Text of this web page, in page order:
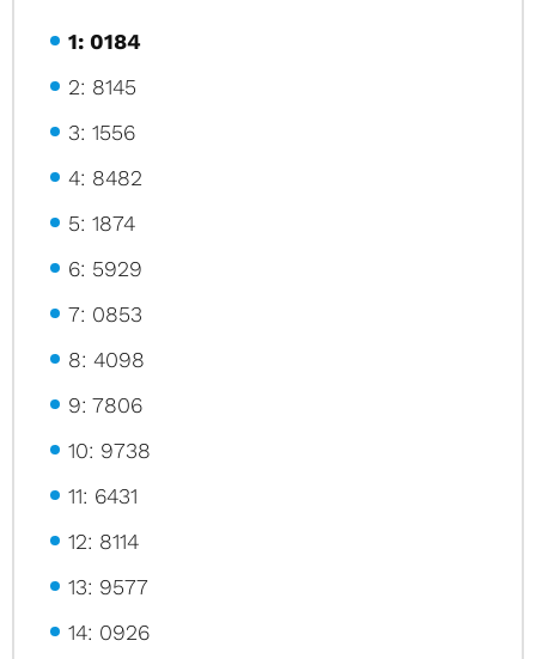
1: 0184
2: 8145
3: 1556
4: 8482
5: 1874
6: 5929
7: 0853
8: 4098
9: 7806
10: 9738
11: 6431
12: 8114
13: 9577
14: 0926